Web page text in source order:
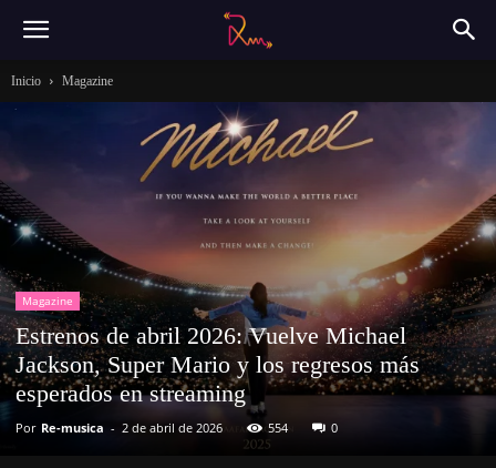
Inicio Magazine
Magazine
Estrenos de abril 2026: Vuelve Michael
Jackson, Super Mario y los regresos más
esperados en streaming
Por Re-musica - 2 de abril de 2026 554 0